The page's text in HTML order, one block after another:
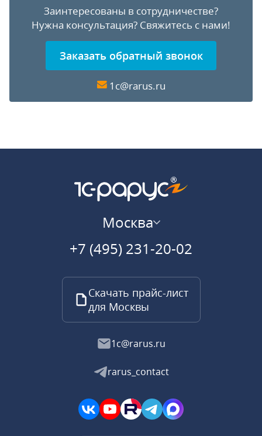
Заинтересованы в сотрудничестве?
Нужна консультация? Свяжитесь с нами!
Заказать обратный звонок
1c@rarus.ru
Москва
+7 (495) 231-20-02
Скачать прайс-лист
для Москвы
1c@rarus.ru
rarus_contact